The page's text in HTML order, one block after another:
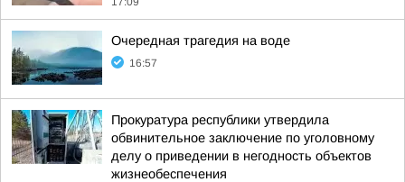
Очередная трагедия на воде
16:57
Прокуратура республики утвердила
обвинительное заключение по уголовному
делу о приведении в негодность объектов
жизнеобеспечения